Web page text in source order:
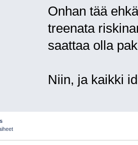
Onhan tää
treenata
saattaa olla
Niin, ja kaikki